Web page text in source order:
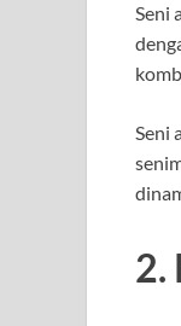
Seni
Seni
2.